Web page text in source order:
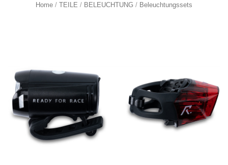
Home / TEILE / BELEUCHTUNG / Beleuchtungssets